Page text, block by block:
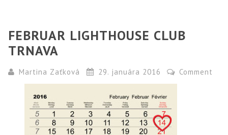
FEBRUAR LIGHTHOUSE CLUB
TRNAVA
Martina Zaťková 29. januára 2016 Comment